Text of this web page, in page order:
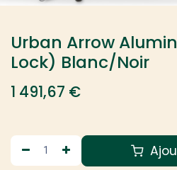
Urban Arrow
Lock) Blanc/Noir
1 491,67 €